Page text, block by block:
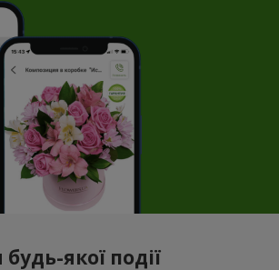
якої події